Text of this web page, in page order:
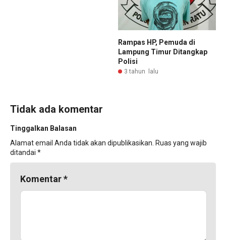
Rampas HP, Pemuda di
Lampung Timur Ditangkap
Polisi
3 tahun lalu
Tidak ada komentar
Tinggalkan Balasan
Alamat email Anda tidak akan dipublikasikan. Ruas yang wajib
ditandai *
Komentar*